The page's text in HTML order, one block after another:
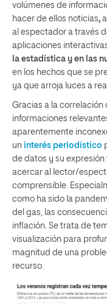
volúmenes de
hacer de ellos noticias,
al espectador a través
aplicaciones
la estadística y en las
en los hechos que se
ya que arroja luces a
Gracias a la
informaciones
aparentemente
un interés periodístico
de datos y su
acercar al lector/
comprensible.
como ha sido la
del gas, las
inflación. Se trata de
visualización para
magnitud de una
recurso.